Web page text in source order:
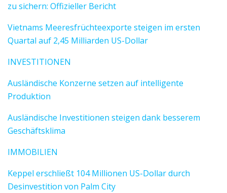
zu sichern: Offizieller Bericht
Vietnams Meeresfrüchteexporte steigen im ersten
Quartal auf 2,45 Milliarden US-Dollar
INVESTITIONEN
Ausländische Konzerne setzen auf intelligente
Produktion
Ausländische Investitionen steigen dank besserem
Geschäftsklima
IMMOBILIEN
Keppel erschließt 104 Millionen US-Dollar durch
Desinvestition von Palm City